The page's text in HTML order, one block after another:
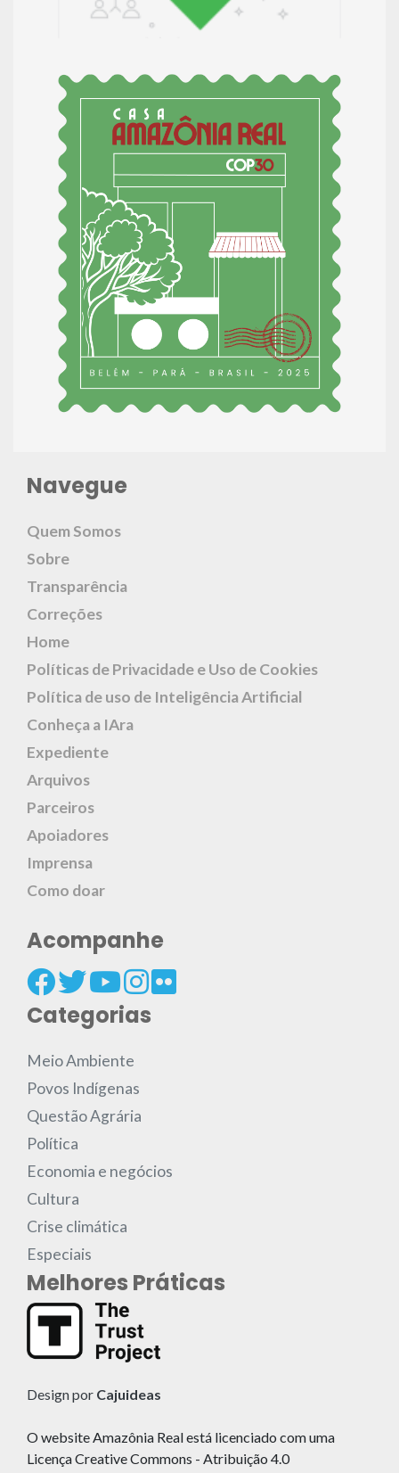
Navegue
Quem Somos
Sobre
Transparência
Correções
Home
Políticas de Privacidade e Uso de Cookies
Política de uso de Inteligência Artificial
Conheça a IAra
Expediente
Arquivos
Parceiros
Apoiadores
Imprensa
Como doar
Acompanhe
Categorias
Meio Ambiente
Povos Indígenas
Questão Agrária
Política
Economia e negócios
Cultura
Crise climática
Especiais
Melhores Práticas
Design por Cajuideas
O website Amazônia Real está licenciado com uma
Licença Creative Commons - Atribuição 4.0